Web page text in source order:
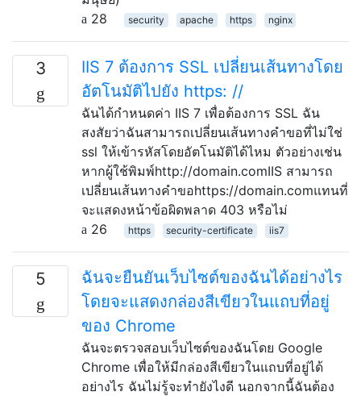
28
security apache https nginx
3
IIS 7 ต้องการ SSL เปลี่ยนเส้นทางโดย
อัตโนมัติไปยัง https: //
ฉันได้กำหนดค่า IIS 7 เพื่อต้องการ SSL ฉัน
สงสัยว่าฉันสามารถเปลี่ยนเส้นทางคำขอที่ไม่ใช่
ssl ให้เข้ารหัสโดยอัตโนมัติได้ไหม ตัวอย่างเช่น
หากผู้ใช้พิมพ์http://domain.comIIS สามารถ
เปลี่ยนเส้นทางคำขอhttps://domain.comแทนที่
จะแสดงหน้าข้อผิดพลาด 403 หรือไม่
26
https security-certificate iis7
5
ฉันจะยืนยันเว็บไซต์ของฉันได้อย่างไร
โดยจะแสดงกล่องสีเขียวในแถบที่อยู่
ของ Chrome
ฉันจะตรวจสอบเว็บไซต์ของฉันโดย Google
Chrome เพื่อให้มีกล่องสีเขียวในแถบที่อยู่ได้
อย่างไร ฉันไม่รู้จะทำยังไงดี นอกจากนี้ฉันต้อง